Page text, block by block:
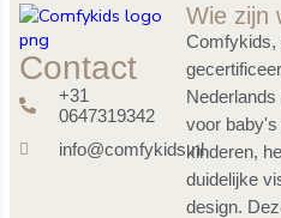
Contact
+31
0647319342
info@comfykids.nl
Wie zijn
Comfykids,
Nederlands
voor baby's
kinderen,
duidelijke
design.